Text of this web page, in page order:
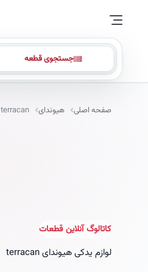
جستجوی قطعه
صفحه اصلی هیوندای terracan
کاتالوگ آنلاین قطعات
لوازم یدکی هیوندایterracan